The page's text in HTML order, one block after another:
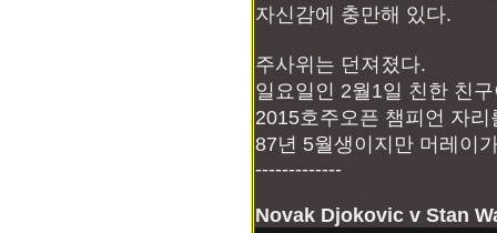
자신감에 충만해 있다.
주사위는 던져졌다.
일요일인 2월1일 친한 친
2015호주오픈 챔피언 자
87년 5월생이지만 머레이
-------------
Novak Djokovic v Stan